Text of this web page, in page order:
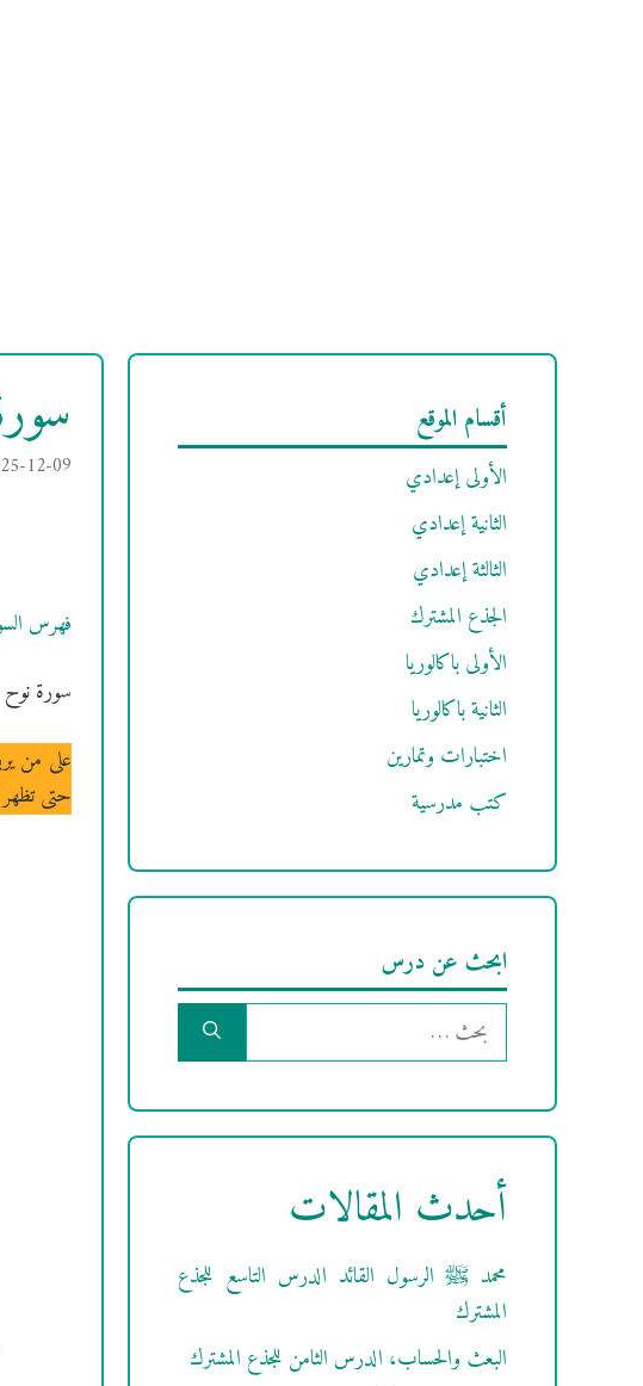
12-09
فهرس
سورة نوح
على من
حتى
أقسام الموقع
الأولى إعدادي
الثانية إعدادي
الثالثة إعدادي
الجذع المشترك
الأولى باكالوريا
الثانية باكالوريا
اختبارات وتمارين
كتب مدرسية
ابحث عن درس
البحث
عن:
أحدث المقالات
محمد ﷺ الرسول القائد الدرس التاسع للجذع
المشترك
البعث والحساب، الدرس الثامن للجذع المشترك